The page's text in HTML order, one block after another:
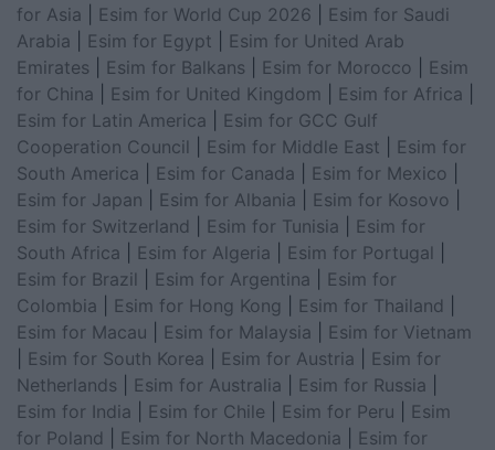
for Asia
Esim for World Cup 2026
Esim for Saudi
Arabia
Esim for Egypt
Esim for United Arab
Emirates
Esim for Balkans Esim for Morocco
Esim
for China
Esim for United Kingdom Esim for Africa
Esim for Latin America
Esim for GCC Gulf
Cooperation Council
Esim for Middle East
Esim for
South America
Esim for Canada Esim for Mexico
Esim for Japan
Esim for Albania Esim for Kosovo
Esim for Switzerland
Esim for Tunisia
Esim for
South Africa
Esim for Algeria Esim for Portugal
Esim for Brazil
Esim for Argentina
Esim for
Colombia
Esim for Hong Kong Esim for Thailand
Esim for Macau
Esim for Malaysia
Esim for Vietnam
Esim for South Korea Esim for Austria
Esim for
Netherlands
Esim for Australia Esim for Russia
Esim for India
Esim for Chile Esim for Peru
Esim
for Poland
Esim for North Macedonia
Esim for